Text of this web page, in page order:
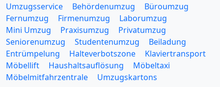
Umzugsservice Behördenumzug
Büroumzug
Fernumzug
Firmenumzug
Laborumzug
Mini Umzug
Praxisumzug
Privatumzug
Seniorenumzug
Studentenumzug
Beiladung
Entrümpelung
Halteverbotszone
Klaviertransport
Möbellift
Haushaltsauflösung
Möbeltaxi
Möbelmitfahrzentrale
Umzugskartons